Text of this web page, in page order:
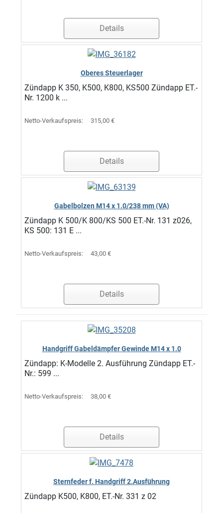
Details
Oberes Steuerlager
Zündapp K 350, K500, K800, KS500 Zündapp ET.-
Nr. 1200 k ...
Netto-Verkaufspreis: 315,00 €
Details
Gabelbolzen M14 x 1.0/238 mm (VA)
Zündapp K 500/K 800/KS 500 ET.-Nr. 131 z026,
KS 500: 131 E ...
Netto-Verkaufspreis: 43,00 €
Details
Handgriff Gabeldämpfer Gewinde M14 x 1.0
Zündapp: K-Modelle 2. Ausführung Zündapp ET.-
Nr.: 599 ...
Netto-Verkaufspreis: 38,00 €
Details
Sternfeder f. Handgriff 2.Ausführung
Zündapp K500, K800, ET.-Nr. 331 z 02